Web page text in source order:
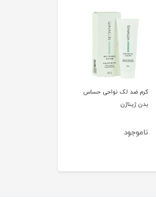
کرم ضد لک نواحی حساس
بدن ژیناژن
ناموجود